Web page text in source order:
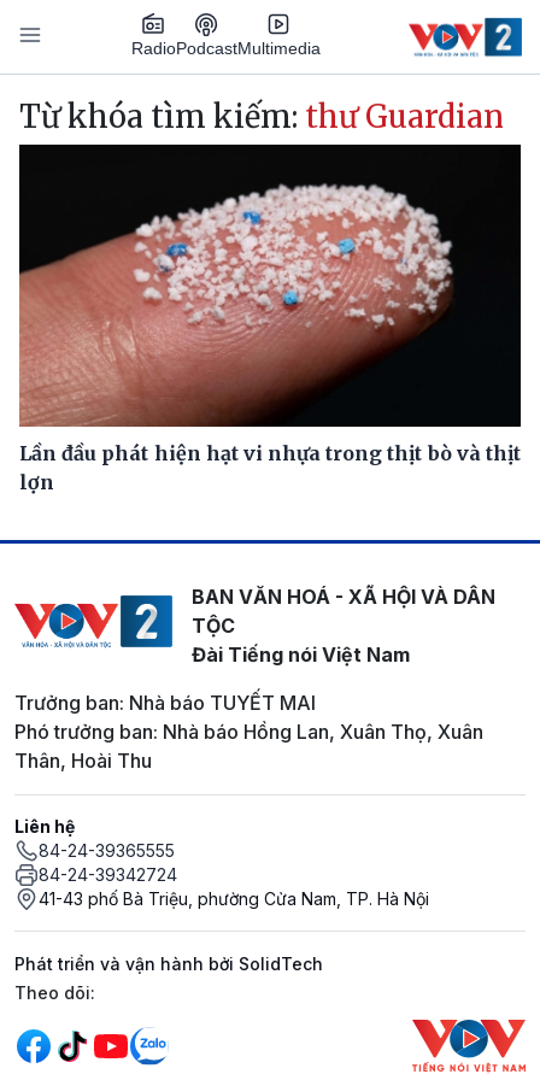
Nhảy đến nội dung
RadioPodcastMultimedia
Main navigation
Từ khóa tìm kiếm: thư Guardian
Lần đầu phát hiện hạt vi nhựa trong thịt bò và thịt
lợn
BAN VĂN HOÁ - XÃ HỘI VÀ DÂN
TỘC
Đài Tiếng nói Việt Nam
Trưởng ban: Nhà báo TUYẾT MAI
Phó trưởng ban: Nhà báo Hồng Lan, Xuân Thọ, Xuân
Thân, Hoài Thu
Liên hệ
84-24-39365555
84-24-39342724
41-43 phố Bà Triệu, phường Cửa Nam, TP. Hà Nội
Phát triển và vận hành bởi SolidTech
Mạng xã hội
Theo dõi: